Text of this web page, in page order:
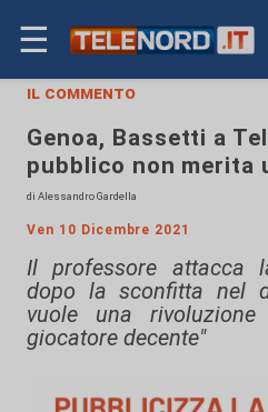
☰
il commento
Genoa, Bassetti a
pubblico non merita
di Alessandro Gardella
Ven 10 Dicembre 2021
Il professore attacca
dopo la sconfitta nel
vuole una
giocatore decente"